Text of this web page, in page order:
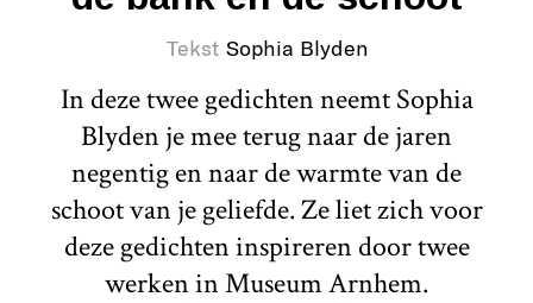
Tekst Sophia Blyden
In deze twee gedichten neemt Sophia
Blyden je mee terug naar de jaren
negentig en naar de warmte van de
schoot van je geliefde. Ze liet zich voor
deze gedichten inspireren door twee
werken in Museum Arnhem.